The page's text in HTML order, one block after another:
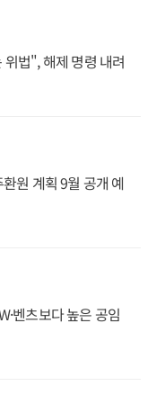
법", 해제 명령 내려
원 계획 9월 공개 예
벤츠보다 높은 공임